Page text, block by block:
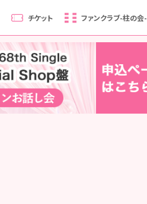
チケット ファンクラブ-柱の会-